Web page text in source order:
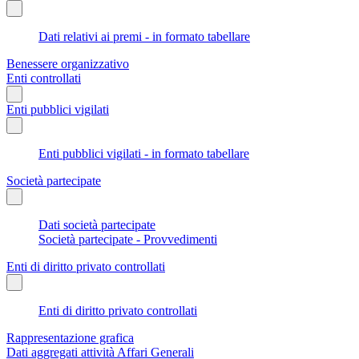
Dati relativi ai premi - in formato tabellare
Benessere organizzativo
Enti controllati
Enti pubblici vigilati
Enti pubblici vigilati - in formato tabellare
Società partecipate
Dati società partecipate
Società partecipate - Provvedimenti
Enti di diritto privato controllati
Enti di diritto privato controllati
Rappresentazione grafica
Dati aggregati attività Affari Generali